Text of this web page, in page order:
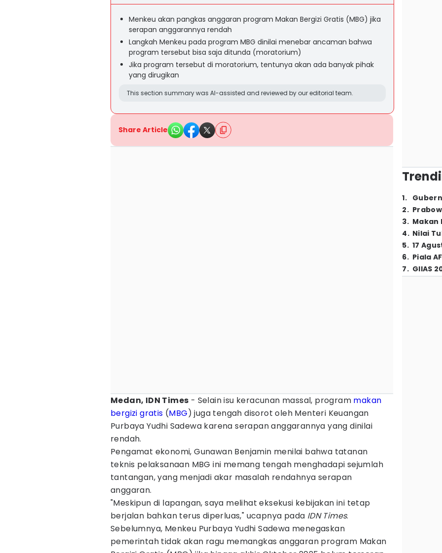
Menkeu akan pangkas anggaran program Makan Bergizi Gratis (MBG) jika
serapan anggarannya rendah
Langkah Menkeu pada program MBG dinilai menebar ancaman bahwa
program tersebut bisa saja ditunda (moratorium)
Jika program tersebut di moratorium, tentunya akan ada banyak pihak
yang dirugikan
This section summary was AI-assisted and reviewed by our editorial team.
Share Article
Medan, IDN Times - Selain isu keracunan massal, program makan
bergizi gratis (MBG) juga tengah disorot oleh Menteri Keuangan
Purbaya Yudhi Sadewa karena serapan anggarannya yang dinilai
rendah.
Pengamat ekonomi, Gunawan Benjamin menilai bahwa tatanan
teknis pelaksanaan MBG ini memang tengah menghadapi sejumlah
tantangan, yang menjadi akar masalah rendahnya serapan
anggaran.
"Meskipun di lapangan, saya melihat eksekusi kebijakan ini tetap
berjalan bahkan terus diperluas," ucapnya pada IDN Times.
Sebelumnya, Menkeu Purbaya Yudhi Sadewa menegaskan
pemerintah tidak akan ragu memangkas anggaran program Makan
1.
2.
3. Makan
4. Nilai
5. 17
6. Piala
7. GIIAS